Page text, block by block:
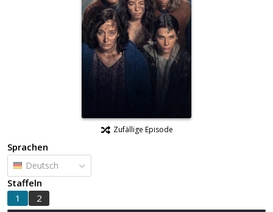
Zufällige Episode
Sprachen
Deutsch
Staffeln
1
2